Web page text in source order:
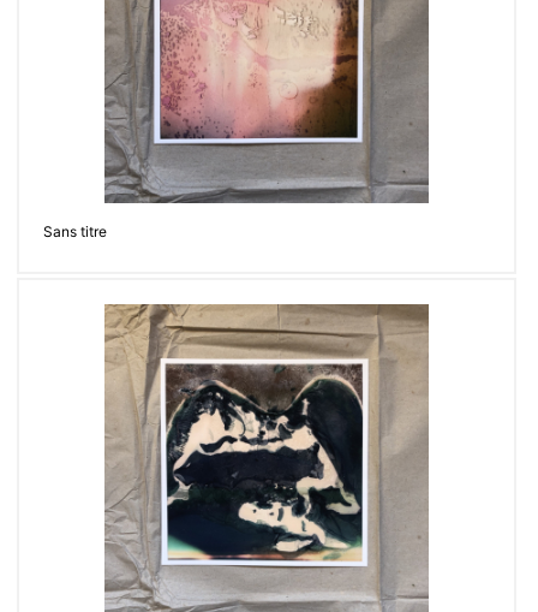
Sans titre